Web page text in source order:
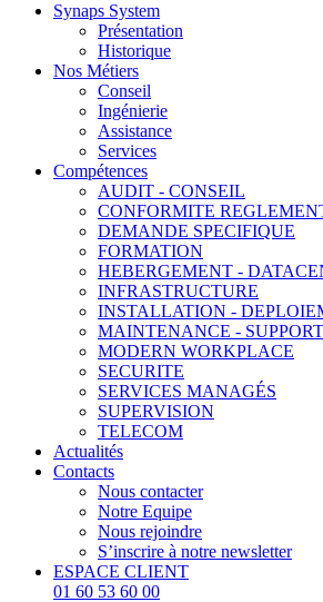
Synaps System
Présentation
Historique
Nos Métiers
Conseil
Ingénierie
Assistance
Services
Compétences
AUDIT - CONSEIL
CONFORMITE
DEMANDE SPECIFIQUE
FORMATION
HEBERGEMENT -
INFRASTRUCTURE
INSTALLATION -
MAINTENANCE - SUPPORT
MODERN WORKPLACE
SECURITE
SERVICES MANAGÉS
SUPERVISION
TELECOM
Actualités
Contacts
Nous contacter
Notre Equipe
Nous rejoindre
S’inscrire à notre newsletter
ESPACE CLIENT
01 60 53 60 00